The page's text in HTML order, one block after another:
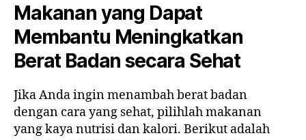
Makanan yang Dapat
Membantu Meningkatkan
Berat Badan secara Sehat
Jika Anda ingin menambah berat badan
dengan cara yang sehat, pilihlah makanan
yang kaya nutrisi dan kalori. Berikut adalah